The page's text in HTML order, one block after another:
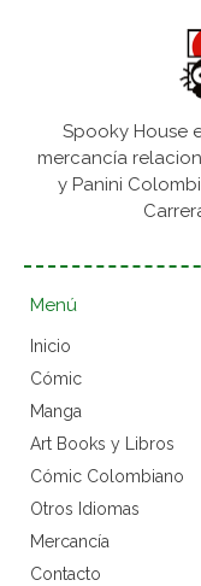
Spooky House
mercancía
y Panini
Menú
Inicio
Cómic
Manga
Art Books y Libros
Cómic Colombiano
Otros Idiomas
Mercancía
Contacto